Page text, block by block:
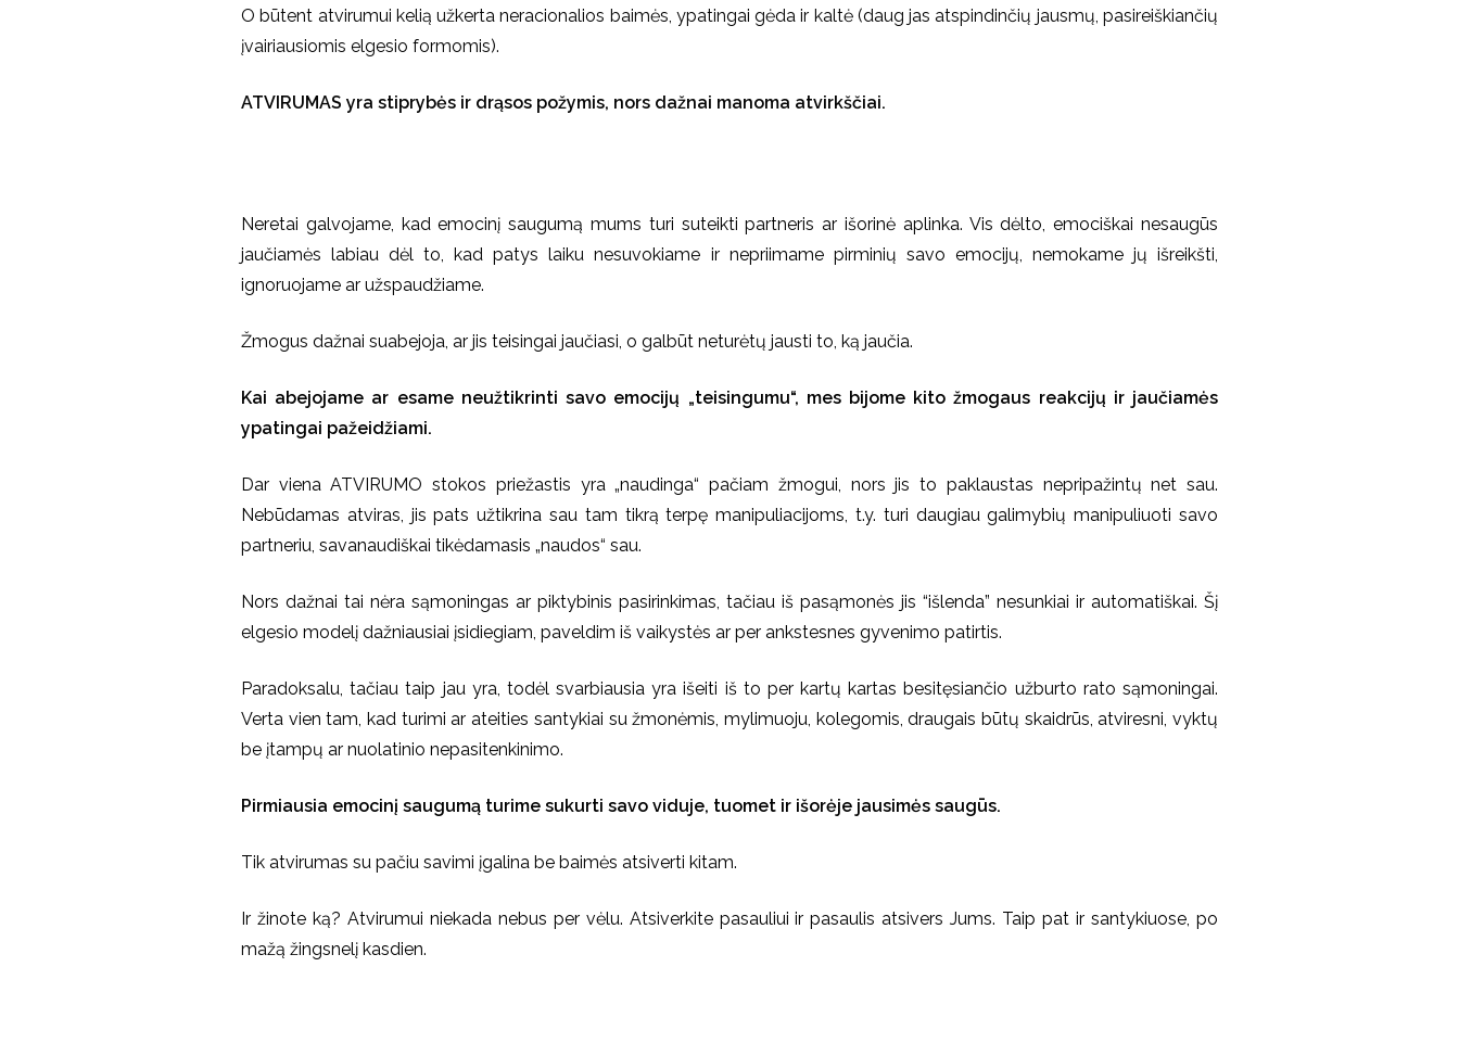
O būtent atvirumui kelią užkerta neracionalios baimės, ypatingai gėda ir kaltė (daug jas atspindinčių jausmų, pasireiškiančių
įvairiausiomis elgesio formomis).
ATVIRUMAS yra stiprybės ir drąsos požymis, nors dažnai manoma atvirkščiai.
Neretai galvojame, kad emocinį saugumą mums turi suteikti partneris ar išorinė aplinka. Vis dėlto, emociškai nesaugūs
jaučiamės labiau dėl to, kad patys laiku nesuvokiame ir nepriimame pirminių savo emocijų, nemokame jų išreikšti,
ignoruojame ar užspaudžiame.
Žmogus dažnai suabejoja, ar jis teisingai jaučiasi, o galbūt neturėtų jausti to, ką jaučia.
Kai abejojame ar esame neužtikrinti savo emocijų „teisingumu“, mes bijome kito žmogaus reakcijų ir jaučiamės
ypatingai pažeidžiami.
Dar viena ATVIRUMO stokos priežastis yra „naudinga“ pačiam žmogui, nors jis to paklaustas nepripažintų net sau.
Nebūdamas atviras, jis pats užtikrina sau tam tikrą terpę manipuliacijoms, t.y. turi daugiau galimybių manipuliuoti savo
partneriu, savanaudiškai tikėdamasis „naudos“ sau.
Nors dažnai tai nėra sąmoningas ar piktybinis pasirinkimas, tačiau iš pasąmonės jis “išlenda” nesunkiai ir automatiškai. Šį
elgesio modelį dažniausiai įsidiegiam, paveldim iš vaikystės ar per ankstesnes gyvenimo patirtis.
Paradoksalu, tačiau taip jau yra, todėl svarbiausia yra išeiti iš to per kartų kartas besitęsiančio užburto rato sąmoningai.
Verta vien tam, kad turimi ar ateities santykiai su žmonėmis, mylimuoju, kolegomis, draugais būtų skaidrūs, atviresni, vyktų
be įtampų ar nuolatinio nepasitenkinimo.
Pirmiausia emocinį saugumą turime sukurti savo viduje, tuomet ir išorėje jausimės saugūs.
Tik atvirumas su pačiu savimi įgalina be baimės atsiverti kitam.
Ir žinote ką? Atvirumui niekada nebus per vėlu. Atsiverkite pasauliui ir pasaulis atsivers Jums. Taip pat ir santykiuose, po
mažą žingsnelį kasdien.